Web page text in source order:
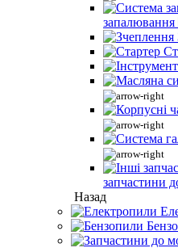
запалювання
запчастини
Назад